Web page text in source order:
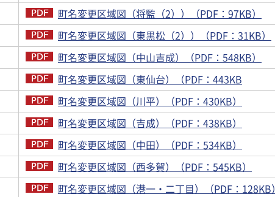
町名変更区域図（将監（2））（PDF：97KB）
町名変更区域図（東黒松（2））（PDF：31KB）
町名変更区域図（中山吉成）（PDF：548KB）
町名変更区域図（東仙台）（PDF：443KB
町名変更区域図（川平）（PDF：430KB）
町名変更区域図（吉成）（PDF：438KB）
町名変更区域図（中田）（PDF：534KB）
町名変更区域図（西多賀）（PDF：545KB）
町名変更区域図（港一・二丁目）（PDF：128KB）